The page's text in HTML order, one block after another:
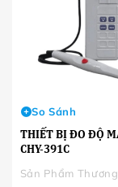
THIẾT BỊ ĐO ĐỘ
CHY-391C
So Sánh